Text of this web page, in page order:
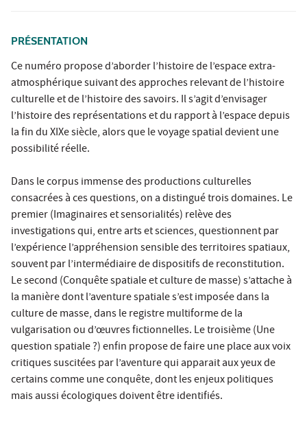
PRÉSENTATION
Ce numéro propose d’aborder l’histoire de l’espace extra-
atmosphérique suivant des approches relevant de l’histoire
culturelle et de l’histoire des savoirs. Il s’agit d’envisager
l’histoire des représentations et du rapport à l’espace depuis
la fin du XIXe siècle, alors que le voyage spatial devient une
possibilité réelle.
Dans le corpus immense des productions culturelles
consacrées à ces questions, on a distingué trois domaines. Le
premier (Imaginaires et sensorialités) relève des
investigations qui, entre arts et sciences, questionnent par
l’expérience l’appréhension sensible des territoires spatiaux,
souvent par l’intermédiaire de dispositifs de reconstitution.
Le second (Conquête spatiale et culture de masse) s’attache à
la manière dont l’aventure spatiale s’est imposée dans la
culture de masse, dans le registre multiforme de la
vulgarisation ou d’œuvres fictionnelles. Le troisième (Une
question spatiale ?) enfin propose de faire une place aux voix
critiques suscitées par l’aventure qui apparait aux yeux de
certains comme une conquête, dont les enjeux politiques
mais aussi écologiques doivent être identifiés.